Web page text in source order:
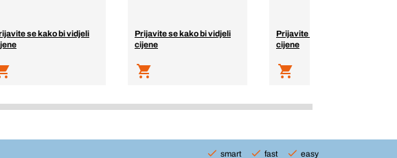
se kako bi vidjeli
Prijavite se kako bi vidjeli
cijene
Prijavite se kako bi vidjeli
cijene
smart fast easy